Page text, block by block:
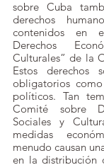
sobre Cuba
derechos
contenidos en
Derechos
Culturales” de la
Estos derechos
obligatorios
políticos. Tan
Comité sobre
Sociales y
medidas
menudo causan
en la distribución